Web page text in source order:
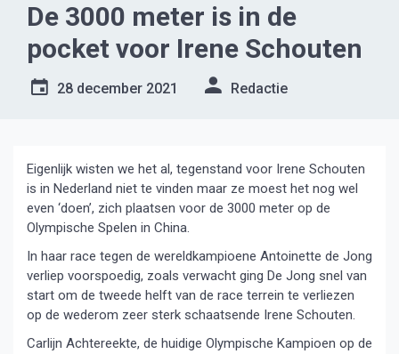
De 3000 meter is in de
pocket voor Irene Schouten
28 december 2021 Redactie
Eigenlijk wisten we het al, tegenstand voor Irene Schouten
is in Nederland niet te vinden maar ze moest het nog wel
even ‘doen’, zich plaatsen voor de 3000 meter op de
Olympische Spelen in China.
In haar race tegen de wereldkampioene Antoinette de Jong
verliep voorspoedig, zoals verwacht ging De Jong snel van
start om de tweede helft van de race terrein te verliezen
op de wederom zeer sterk schaatsende Irene Schouten.
Carlijn Achtereekte, de huidige Olympische Kampioen op de